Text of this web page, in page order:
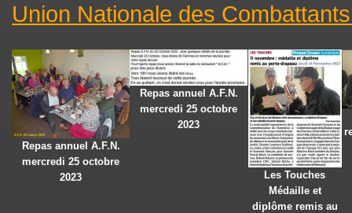
Union Nationale des
Repas annuel A.F.N.
mercredi 25 octobre
2023
Repas annuel A.F.N.
mercredi 25 octobre
2023
Les Touches
Médaille et
diplôme remis au